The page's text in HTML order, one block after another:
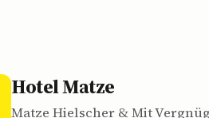
Hotel Matze
Matze Hielscher & Mit